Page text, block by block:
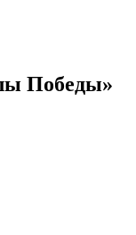
Победы»